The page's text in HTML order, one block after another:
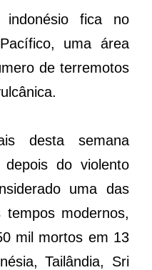
indonésio fica no
uma área
de terremotos
desta semana
do violento
uma das
modernos,
mil mortos em 13
Tailândia, Sri